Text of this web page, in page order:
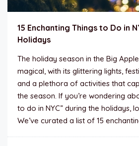
15 Enchanting Things to Do in
Holidays
The holiday season in the Big
magical, with its glittering lights,
and a plethora of activities that
the season. If you’re wondering
to do in NYC” during the holidays,
We’ve curated a list of 15